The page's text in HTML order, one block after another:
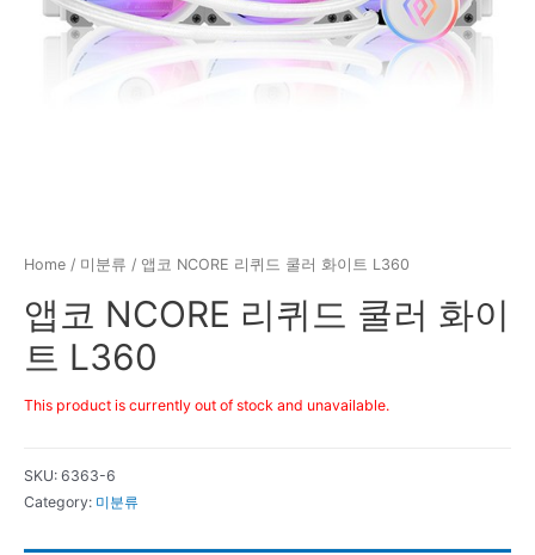
Home / 미분류 / 앱코 NCORE 리퀴드 쿨러 화이트 L360
앱코 NCORE 리퀴드 쿨러 화이
트 L360
This product is currently out of stock and unavailable.
SKU: 6363-6
Category: 미분류